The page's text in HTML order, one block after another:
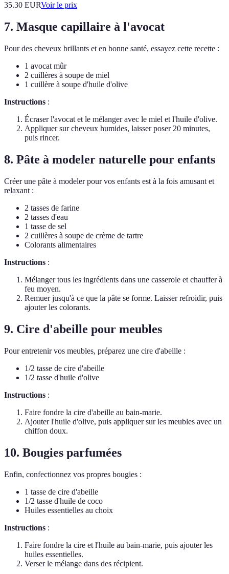
35.30 EURVoir le prix
7. Masque capillaire à l'avocat
Pour des cheveux brillants et en bonne santé, essayez cette recette :
1 avocat mûr
2 cuillères à soupe de miel
1 cuillère à soupe d'huile d'olive
Instructions :
Écraser l'avocat et le mélanger avec le miel et l'huile d'olive.
Appliquer sur cheveux humides, laisser poser 20 minutes,
puis rincer.
8. Pâte à modeler naturelle pour enfants
Créer une pâte à modeler pour vos enfants est à la fois amusant et
relaxant :
2 tasses de farine
2 tasses d'eau
1 tasse de sel
2 cuillères à soupe de crème de tartre
Colorants alimentaires
Instructions :
Mélanger tous les ingrédients dans une casserole et chauffer à
feu moyen.
Remuer jusqu'à ce que la pâte se forme. Laisser refroidir, puis
ajouter les colorants.
9. Cire d'abeille pour meubles
Pour entretenir vos meubles, préparez une cire d'abeille :
1/2 tasse de cire d'abeille
1/2 tasse d'huile d'olive
Instructions :
Faire fondre la cire d'abeille au bain-marie.
Ajouter l'huile d'olive, puis appliquer sur les meubles avec un
chiffon doux.
10. Bougies parfumées
Enfin, confectionnez vos propres bougies :
1 tasse de cire d'abeille
1/2 tasse d'huile de coco
Huiles essentielles au choix
Instructions :
Faire fondre la cire et l'huile au bain-marie, puis ajouter les
huiles essentielles.
Verser le mélange dans des récipient.